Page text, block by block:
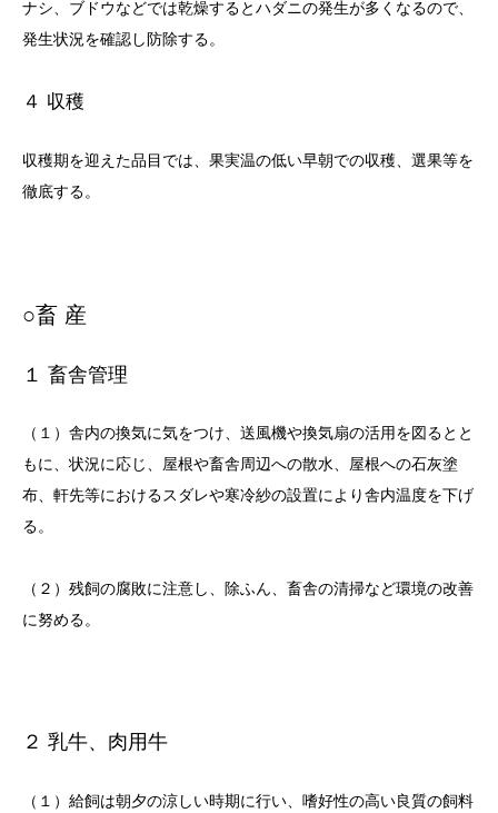
ナシ、ブドウなどでは乾燥するとハダニの発生が多くなるので、
発生状況を確認し防除する。
４ 収穫
収穫期を迎えた品目では、果実温の低い早朝での収穫、選果等を
徹底する。
○畜 産
１ 畜舎管理
（１）舎内の換気に気をつけ、送風機や換気扇の活用を図るとと
もに、状況に応じ、屋根や畜舎周辺への散水、屋根への石灰塗
布、軒先等におけるスダレや寒冷紗の設置により舎内温度を下げ
る。
（２）残飼の腐敗に注意し、除ふん、畜舎の清掃など環境の改善
に努める。
２ 乳牛、肉用牛
（１）給飼は朝夕の涼しい時期に行い、嗜好性の高い良質の飼料